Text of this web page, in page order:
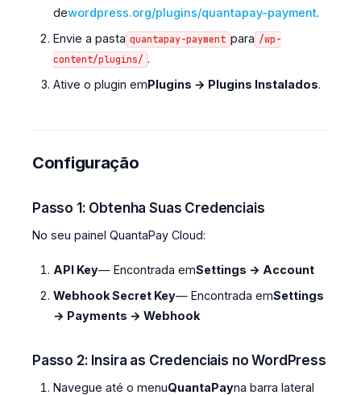
dewordpress.org/plugins/quantapay-payment.
Envie a pasta quantapay-payment para /wp-
content/plugins/ .
Ative o plugin emPlugins → Plugins Instalados.
Configuração
Passo 1: Obtenha Suas Credenciais
No seu painel QuantaPay Cloud:
API Key— Encontrada emSettings → Account
Webhook Secret Key— Encontrada emSettings
→ Payments → Webhook
Passo 2: Insira as Credenciais no WordPress
Navegue até o menuQuantaPayna barra lateral